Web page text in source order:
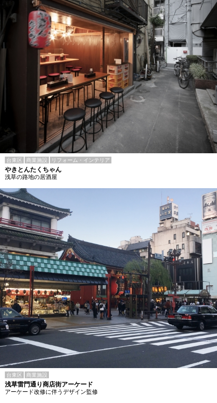
台東区 商業施設 リフォーム・インテリア
やきとんたくちゃん
浅草の路地の居酒屋
台東区 商業施設
浅草雷門通り商店街アーケード
アーケード改修に伴うデザイン監修